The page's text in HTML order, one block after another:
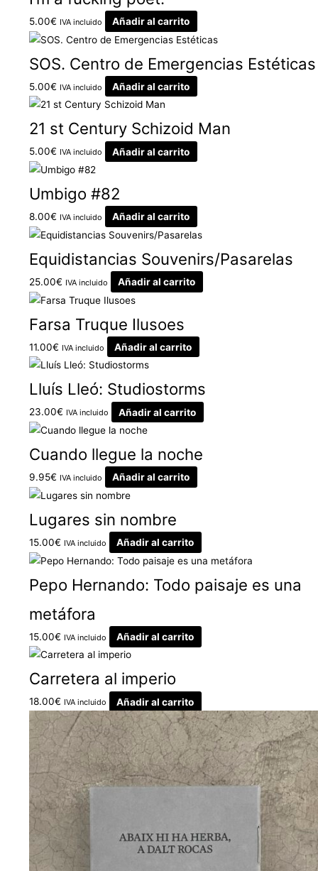
5.00€ IVA incluido Añadir al carrito
SOS. Centro de Emergencias Estéticas
5.00€ IVA incluido Añadir al carrito
21 st Century Schizoid Man
5.00€ IVA incluido Añadir al carrito
Umbigo #82
8.00€ IVA incluido Añadir al carrito
Equidistancias Souvenirs/Pasarelas
25.00€ IVA incluido Añadir al carrito
Farsa Truque Ilusoes
11.00€ IVA incluido Añadir al carrito
Lluís Lleó: Studiostorms
23.00€ IVA incluido Añadir al carrito
Cuando llegue la noche
9.95€ IVA incluido Añadir al carrito
Lugares sin nombre
15.00€ IVA incluido Añadir al carrito
Pepo Hernando: Todo paisaje es una
metáfora
15.00€ IVA incluido Añadir al carrito
Carretera al imperio
18.00€ IVA incluido Añadir al carrito